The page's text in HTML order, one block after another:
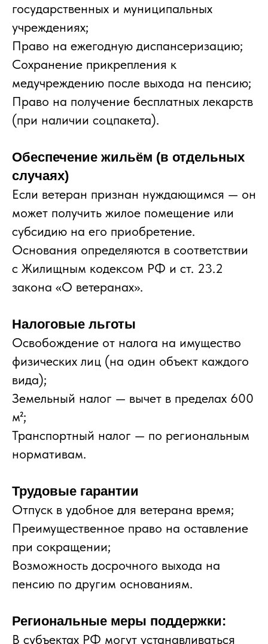
государственных и муниципальных
учреждениях;
Право на ежегодную диспансеризацию;
Сохранение прикрепления к
медучреждению после выхода на пенсию;
Право на получение бесплатных лекарств
(при наличии соцпакета).
Обеспечение жильём (в отдельных
случаях)
Если ветеран признан нуждающимся — он
может получить жилое помещение или
субсидию на его приобретение.
Основания определяются в соответствии
с Жилищным кодексом РФ и ст. 23.2
закона «О ветеранах».
Налоговые льготы
Освобождение от налога на имущество
физических лиц (на один объект каждого
вида);
Земельный налог — вычет в пределах 600
м²;
Транспортный налог — по региональным
нормативам.
Трудовые гарантии
Отпуск в удобное для ветерана время;
Преимущественное право на оставление
при сокращении;
Возможность досрочного выхода на
пенсию по другим основаниям.
Региональные меры поддержки:
В субъектах РФ могут устанавливаться